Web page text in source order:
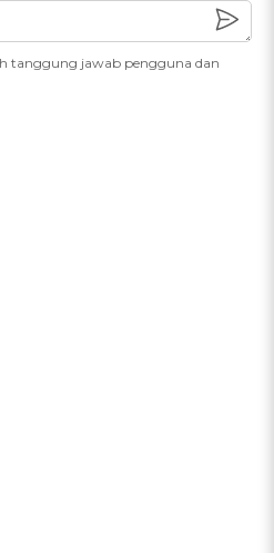
tanggung jawab pengguna dan